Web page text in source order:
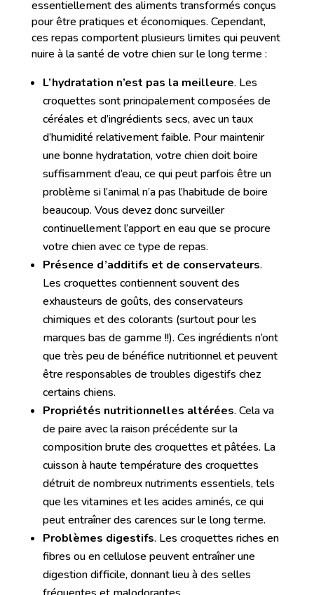
essentiellement des aliments transformés conçus
pour être pratiques et économiques. Cependant,
ces repas comportent plusieurs limites qui peuvent
nuire à la santé de votre chien sur le long terme :
L’hydratation n’est pas la meilleure. Les
croquettes sont principalement composées de
céréales et d’ingrédients secs, avec un taux
d’humidité relativement faible. Pour maintenir
une bonne hydratation, votre chien doit boire
suffisamment d’eau, ce qui peut parfois être un
problème si l’animal n’a pas l’habitude de boire
beaucoup. Vous devez donc surveiller
continuellement l’apport en eau que se procure
votre chien avec ce type de repas.
Présence d’additifs et de conservateurs.
Les croquettes contiennent souvent des
exhausteurs de goûts, des conservateurs
chimiques et des colorants (surtout pour les
marques bas de gamme !!). Ces ingrédients n’ont
que très peu de bénéfice nutritionnel et peuvent
être responsables de troubles digestifs chez
certains chiens.
Propriétés nutritionnelles altérées. Cela va
de paire avec la raison précédente sur la
composition brute des croquettes et pâtées. La
cuisson à haute température des croquettes
détruit de nombreux nutriments essentiels, tels
que les vitamines et les acides aminés, ce qui
peut entraîner des carences sur le long terme.
Problèmes digestifs. Les croquettes riches en
fibres ou en cellulose peuvent entraîner une
digestion difficile, donnant lieu à des selles